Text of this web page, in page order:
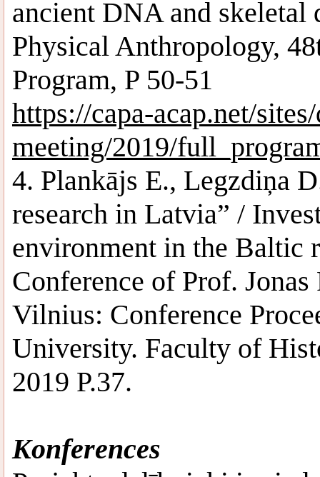
ancient DNA and skeletal
Physical Anthropology,
Program, P 50-51
https://capa-acap.net/
meeting/2019/
4. Plankājs E., Legzdiņa
research in Latvia” /
environment in the Baltic
Conference of Prof.
Vilnius: Conference
University. Faculty of
2019 P.37.
Konferences